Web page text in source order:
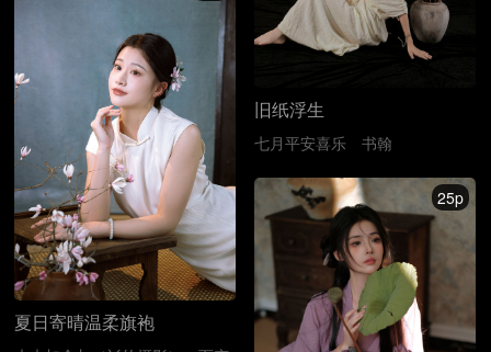
旧纸浮生
七月平安喜乐 书翰
夏日寄晴温柔旗袍
25p